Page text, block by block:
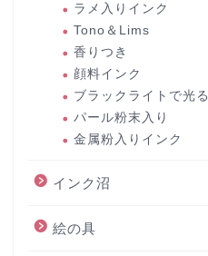
ラメ入りインク
Tono＆Lims
香りつき
顔料インク
ブラックライトで光る
パール粉末入り
金属粉入りインク
インク沼
絵の具